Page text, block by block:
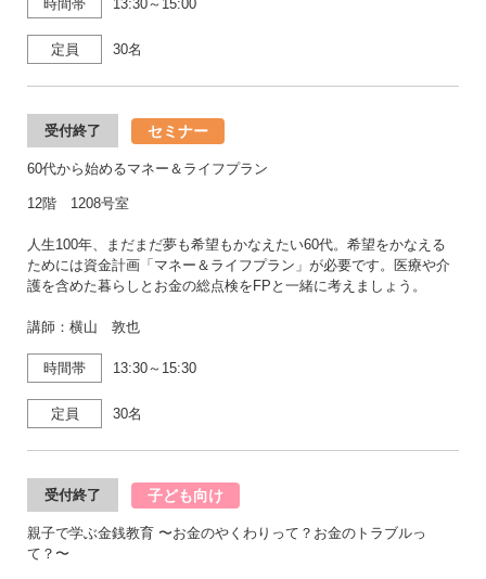
時間帯 13:30～15:00
定員 30名
受付終了 セミナー
60代から始めるマネー＆ライフプラン
12階 1208号室
人生100年、まだまだ夢も希望もかなえたい60代。希望をかなえる
ためには資金計画「マネー＆ライフプラン」が必要です。医療や介
護を含めた暮らしとお金の総点検をFPと一緒に考えましょう。
講師：横山 敦也
時間帯 13:30～15:30
定員 30名
受付終了 子ども向け
親子で学ぶ金銭教育 〜お金のやくわりって？お金のトラブルっ
て？〜